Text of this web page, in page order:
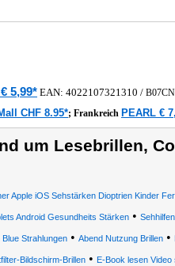
5,99*EAN: 4022107321310 /
CHF 8.95*; Frankreich PEARL €
um Lesebrillen,
Apple iOS Sehstärken Dioptrien Kinder
Android Gesundheits Stärken•
Strahlungen • Abend Nutzung Brillen •
Bildschirm-Brillen• E-Book lesen